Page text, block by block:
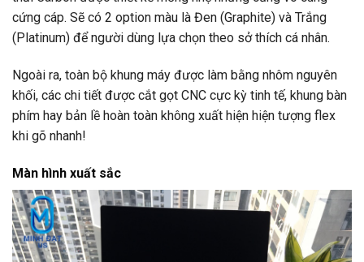
cứng cáp. Sẽ có 2 option màu là Đen (Graphite) và Trắng
(Platinum) để người dùng lựa chọn theo sở thích cá nhân.
Ngoài ra, toàn bộ khung máy được làm bằng nhôm nguyên
khối, các chi tiết được cắt gọt CNC cực kỳ tinh tế, khung bàn
phím hay bản lề hoàn toàn không xuất hiện hiện tượng flex
khi gõ nhanh!
Màn hình xuất sắc